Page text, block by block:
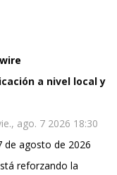
a nivel local y
ago. 7 2026 18:30
de agosto de 2026
reforzando la